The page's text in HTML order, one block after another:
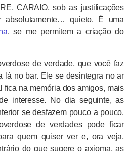
CARAIO, sob as justificações
quieto. É uma
, se me permitem a criação do
de verdade, que você faz
lá no bar. Ele se desintegra no ar
fica na memória dos amigos, mais
interesse. No dia seguinte, as
se desfazem pouco a pouco.
de verdades pode ficar
quem quiser ver e, ora veja,
do que sugere o axioma, as